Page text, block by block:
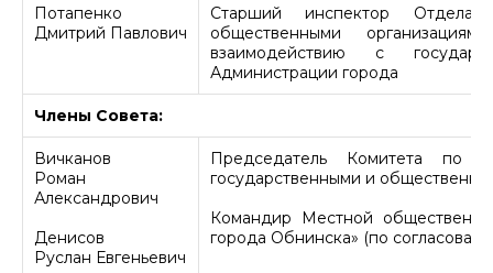
Потапенко
Дмитрий Павлович
Старший инспектор Отдела
общественными
взаимодействию с
Администрации города
Члены Совета:
Вичканов
Роман
Александрович
Денисов
Руслан Евгеньевич
Председатель Комитета по
государственными и
Командир Местной
города Обнинска» (по